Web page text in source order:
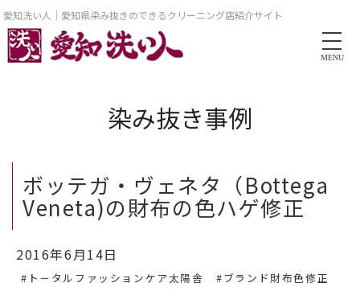
愛知洗い人｜愛知県染み抜きのできるクリーニング店紹介サイト
MENU
染み抜き事例
ボッテガ・ヴェネタ（Bottega
Veneta)の財布の色ハゲ修正
2016年6月14日
#ト－タルファッションケア太陽舎
#ブランド財布色修正